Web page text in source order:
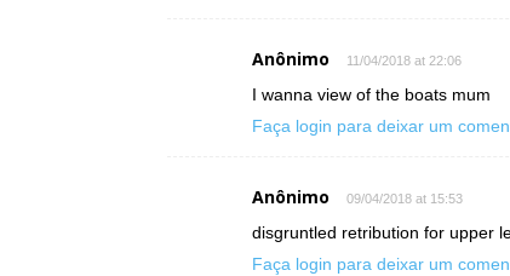
Anônimo 11/04/2018 at 22:06
I wanna view of the boats mum
Faça login para deixar um
Anônimo 09/04/2018 at 15:53
disgruntled retribution for upper
Faça login para deixar um